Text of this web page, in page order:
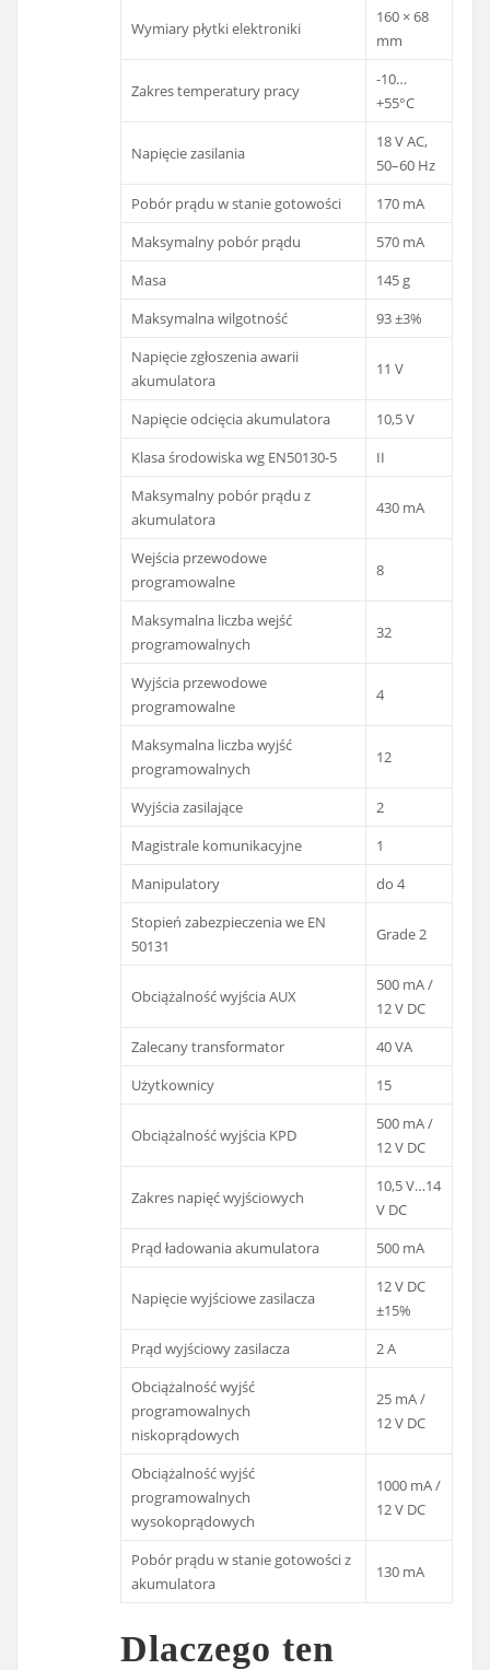
Wymiary płytki elektroniki
160 × 68
mm
Zakres temperatury pracy
-10…
+55°C
Napięcie zasilania
18 V AC,
50–60 Hz
Pobór prądu w stanie gotowości
170 mA
Maksymalny pobór prądu
570 mA
Masa
145 g
Maksymalna wilgotność
93 ±3%
Napięcie zgłoszenia awarii
akumulatora
11 V
Napięcie odcięcia akumulatora
10,5 V
Klasa środowiska wg EN50130-5
II
Maksymalny pobór prądu z
akumulatora
430 mA
Wejścia przewodowe
programowalne
8
Maksymalna liczba wejść
programowalnych
32
Wyjścia przewodowe
programowalne
4
Maksymalna liczba wyjść
programowalnych
12
Wyjścia zasilające
2
Magistrale komunikacyjne
1
Manipulatory
do 4
Stopień zabezpieczenia we EN
50131
Grade 2
Obciążalność wyjścia AUX
500 mA /
12 V DC
Zalecany transformator
40 VA
Użytkownicy
15
Obciążalność wyjścia KPD
500 mA /
12 V DC
Zakres napięć wyjściowych
10,5 V…14
V DC
Prąd ładowania akumulatora
500 mA
Napięcie wyjściowe zasilacza
12 V DC
±15%
Prąd wyjściowy zasilacza
2 A
Obciążalność wyjść
programowalnych
niskoprądowych
25 mA /
12 V DC
Obciążalność wyjść
programowalnych
wysokoprądowych
1000 mA /
12 V DC
Pobór prądu w stanie gotowości z
akumulatora
130 mA
Dlaczego ten